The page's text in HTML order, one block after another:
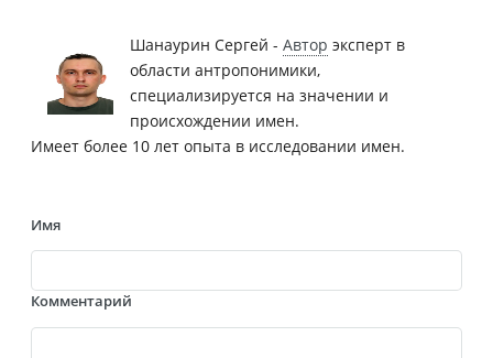
Шанаурин Сергей - Автор эксперт в
области антропонимики,
специализируется на значении и
происхождении имен.
Имеет более 10 лет опыта в исследовании имен.
Имя
Комментарий